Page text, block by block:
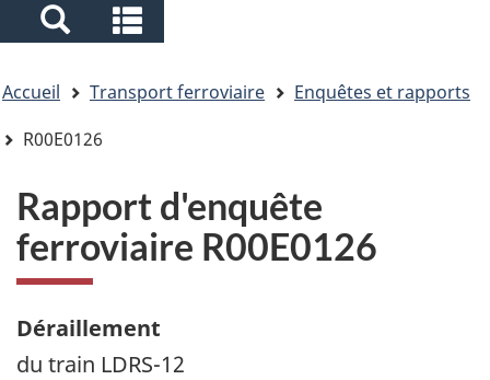
Search
and
menus
and
menus
êtes
ici
Accueil Transport ferroviaire
Enquêtes et rapports
R00E0126
Rapport d'enquête
ferroviaire R00E0126
Déraillement
du train LDRS-12